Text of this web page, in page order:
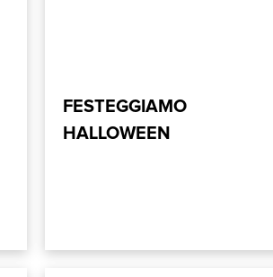
FESTEGGIAMO
HALLOWEEN